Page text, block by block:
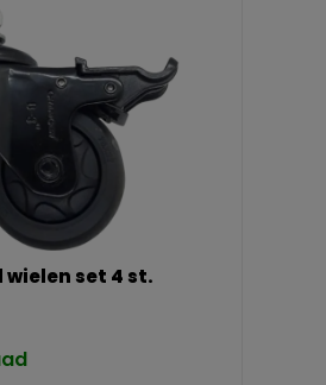
wielen set 4 st.